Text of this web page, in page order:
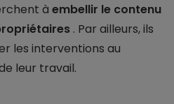
à embellir le contenu
. Par ailleurs, ils
les interventions au
leur travail.